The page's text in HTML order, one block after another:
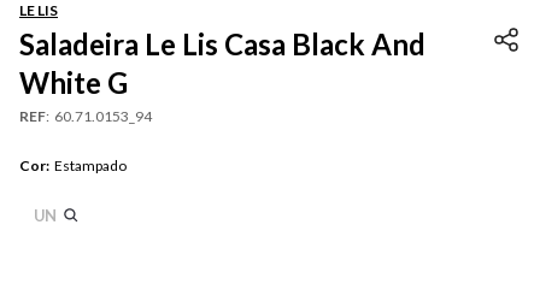
LE LIS
Saladeira Le Lis Casa Black And
White G
REF: 60.71.0153_94
Cor: Estampado
UN